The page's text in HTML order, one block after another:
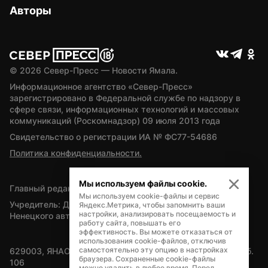
Авторы
© 2026 Север-Пресс — Новости Ямала.
Информационное агентство «Север-Пресс»
зарегистрировано в Федеральной службе по надзору в
сфере связи, информационных технологий и массовых
коммуникаций (Роскомнадзор) 09 июля 2013 года
Свидетельство о регистрации ИА № ФС77-54686
Политика конфиденциальности.
Главный редактор — А.Л. Поздеев
Учредитель: Департамент внутренней политики Ямало-
Ненецкого автономного округа
629003, ЯНАО, Салехард, мкр. Богдана Кнунянца, д.1, каб.
106
Мы используем файлы cookie.
Мы используем cookie-файлы и сервис
Яндекс.Метрика, чтобы запомнить ваши
настройки, анализировать посещаемость и
работу сайта, повышать его
эффективность. Вы можете отказаться от
использования cookie-файлов, отключив
самостоятельно эту опцию в настройках
браузера. Сохраненные cookie-файлы